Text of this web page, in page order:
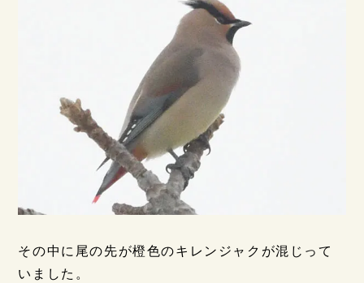
その中に尾の先が橙色のキレンジャクが混じって
いました。